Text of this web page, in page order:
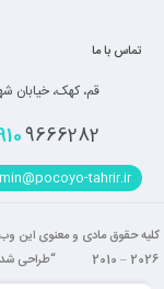
تماس با ما
قم، کهک، خیابان
9666282
tahrir.ir
2010 – 2026 “طراحی شده با